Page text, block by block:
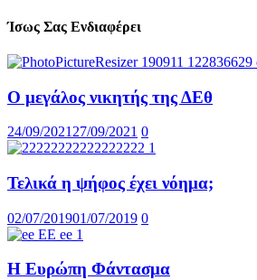
Ίσως Σας Ενδιαφέρει
Ο μεγάλος νικητής της ΔΕθ
24/09/2021 27/09/2021 0
Τελικά η ψήφος έχει νόημα;
02/07/201901/07/2019 0
Η Ευρώπη Φάντασμα